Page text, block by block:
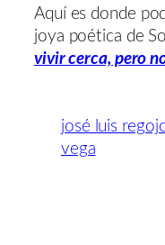
Aquí es donde
joya poética de
vivir cerca, pero
josé luis
vega